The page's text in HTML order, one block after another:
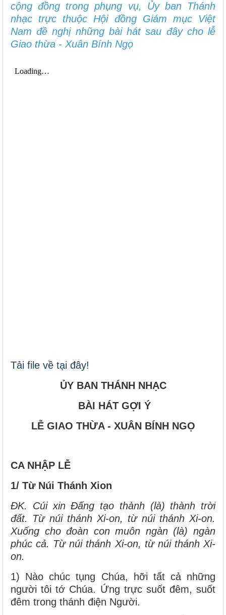
cộng đồng trong phụng vụ, Ủy ban Thánh
nhạc trực thuộc Hội đồng Giám mục Việt
Nam đề nghị những bài hát sau đây cho lễ
Giao thừa - Xuân Bính Ngọ
Tải file về tại đây!
ỦY BAN THÁNH NHẠC
BÀI HÁT GỢI Ý
LỄ GIAO THỪA - XUÂN BÍNH NGỌ
CA NHẬP LỄ
1/ Từ Núi Thánh Xion
ĐK. Cúi xin Đấng tạo thành (là) thành trời
đất. Từ núi thánh Xi-on, từ núi thánh Xi-on.
Xuống cho đoàn con muôn ngàn (là) ngàn
phúc cả. Từ núi thánh Xi-on, từ núi thánh Xi-
on.
1) Nào chúc tụng Chúa, hỡi tất cả những
người tôi tớ Chúa. Ứng trực suốt đêm, suốt
đêm trong thánh điện Người.